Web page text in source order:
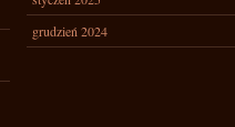
grudzień 2024